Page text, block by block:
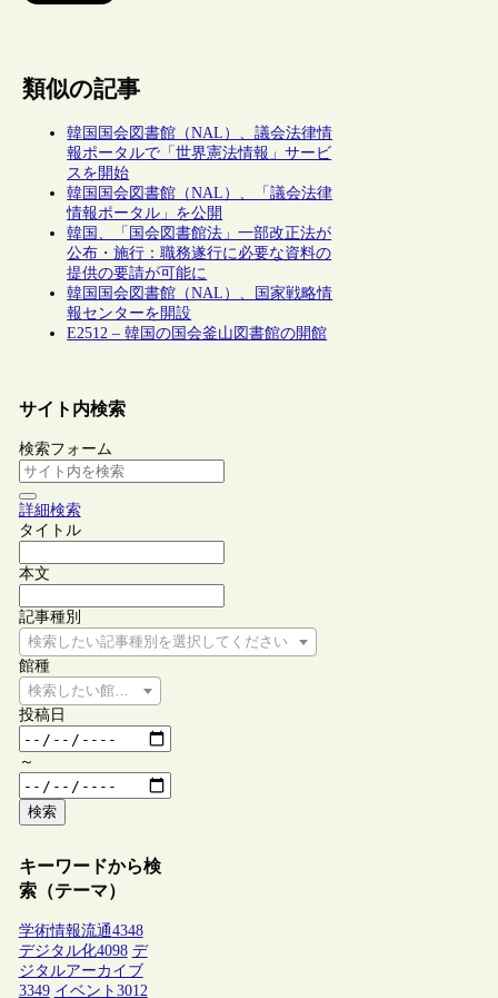
類似の記事
韓国国会図書館（NAL）、議会法律情
報ポータルで「世界憲法情報」サービ
スを開始
韓国国会図書館（NAL）、「議会法律
情報ポータル」を公開
韓国、「国会図書館法」一部改正法が
公布・施行：職務遂行に必要な資料の
提供の要請が可能に
韓国国会図書館（NAL）、国家戦略情
報センターを開設
E2512 – 韓国の国会釜山図書館の開館
サイト内検索
検索フォーム
詳細検索
タイトル
本文
記事種別
検索したい記事種別を選択してください
館種
検索したい館種を選択してください
投稿日
～
検索
キーワードから検
索（テーマ）
学術情報流通4348
デジタル化4098 デ
ジタルアーカイブ
3349 イベント 3012